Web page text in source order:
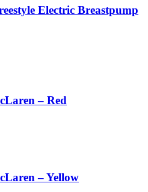
Electric Breastpump
– Red
– Yellow